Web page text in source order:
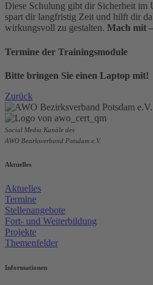
Diese Schulung gibt dir Sicherheit im
spart dir langfristig Zeit und hilft dir
wirkungsvoll zu gestalten. Mach mit
Termine der Trainingsmodule
Bitte bringen Sie einen Laptop mit!
Zurück
Social Media Kanäle des
AWO Bezirksverband Potsdam e.V.
Aktuelles
Aktuelles
Termine
Stellenangebote
Fort- und Weiterbildung
Projekte
Themenfelder
Informationen